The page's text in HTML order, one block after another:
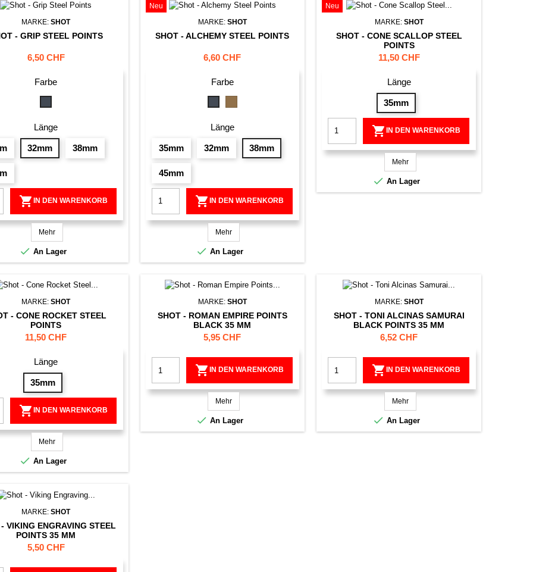
MARKE:SHOT
- GRIP STEEL POINTS
Preis
6,50 CHF
Farbe
Länge
32mm 38mm
 IN DEN WARENKORB
Mehr
 An Lager
Neu
MARKE: SHOT
SHOT - ALCHEMY STEEL POINTS
Preis
6,60 CHF
Farbe
Länge
35mm 32mm 38mm
45mm
IN DEN WARENKORB
Mehr
 An Lager
Neu
MARKE: SHOT
SHOT - CONE SCALLOP STEEL
POINTS
Preis
11,50 CHF
Länge
35mm
 IN DEN WARENKORB
Mehr
 An Lager
MARKE:SHOT
- CONE ROCKET STEEL
POINTS
Preis
11,50 CHF
Länge
35mm
 IN DEN WARENKORB
Mehr
 An Lager
MARKE: SHOT
SHOT - ROMAN EMPIRE POINTS
BLACK 35 MM
Preis
5,95 CHF
 IN DEN WARENKORB
Mehr
 An Lager
MARKE: SHOT
SHOT - TONI ALCINAS SAMURAI
BLACK POINTS 35 MM
Preis
6,52 CHF
 IN DEN WARENKORB
Mehr
 An Lager
MARKE:SHOT
VIKING ENGRAVING STEEL
POINTS 35 MM
Preis
5,50 CHF